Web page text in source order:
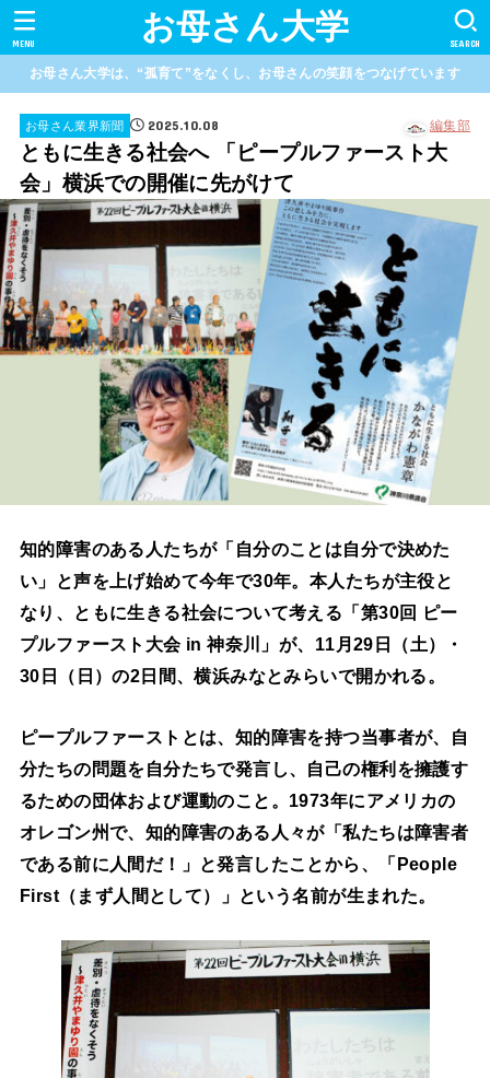
お母さん大学 SEARCH
MENU
お母さん大学は、“孤育て”をなくし、お母さんの笑顔をつなげています
お母さん業界新聞 2025.10.08 編集部
ともに生きる社会へ 「ピープルファースト大
会」横浜での開催に先がけて
知的障害のある人たちが「自分のことは自分で決めた
い」と声を上げ始めて今年で30年。本人たちが主役と
なり、ともに生きる社会について考える「第30回 ピー
プルファースト大会 in 神奈川」が、11月29日（土）・
30日（日）の2日間、横浜みなとみらいで開かれる。
ピープルファーストとは、知的障害を持つ当事者が、自
分たちの問題を自分たちで発言し、自己の権利を擁護す
るための団体および運動のこと。1973年にアメリカの
オレゴン州で、知的障害のある人々が「私たちは障害者
である前に人間だ！」と発言したことから、「People
First（まず人間として）」という名前が生まれた。